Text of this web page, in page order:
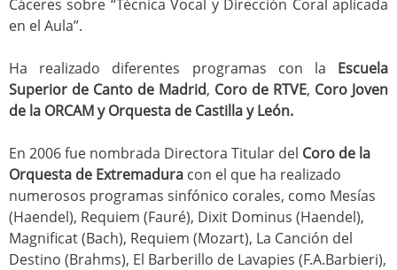
Cáceres sobre “Técnica Vocal y Dirección Coral aplicada
en el Aula”.
Ha realizado diferentes programas con la Escuela
Superior de Canto de Madrid, Coro de RTVE, Coro Joven
de la ORCAM y Orquesta de Castilla y León.
En 2006 fue nombrada Directora Titular del Coro de la
Orquesta de Extremadura con el que ha realizado
numerosos programas sinfónico corales, como Mesías
(Haendel), Requiem (Fauré), Dixit Dominus (Haendel),
Magnificat (Bach), Requiem (Mozart), La Canción del
Destino (Brahms), El Barberillo de Lavapies (F.A.Barbieri),